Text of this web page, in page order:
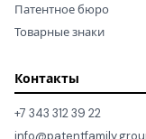
Патентное бюро
Товарные знаки
Контакты
+7 343 312 39 22